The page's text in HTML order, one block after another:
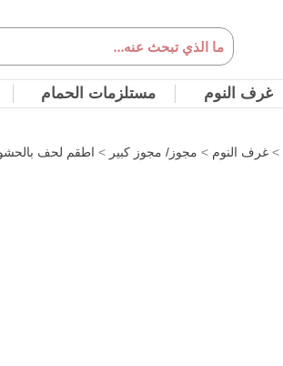
Search
غرف النوم مستلزمات الحمام
> غرف النوم > مجوز/ مجوز كبير > اطقم لحف